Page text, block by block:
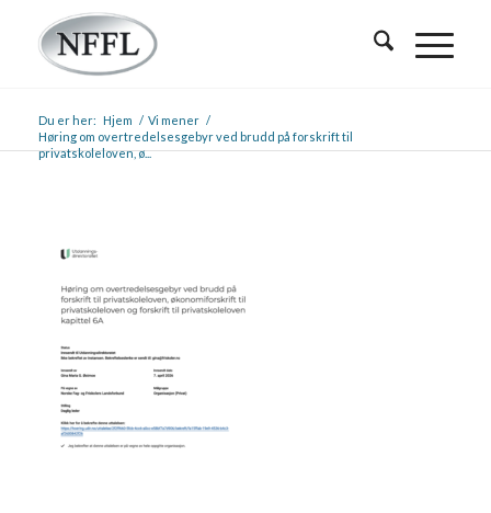
Du er her: Hjem / Vi mener /
Høring om overtredelsesgebyr ved brudd på forskrift til
privatskoleloven, ø...